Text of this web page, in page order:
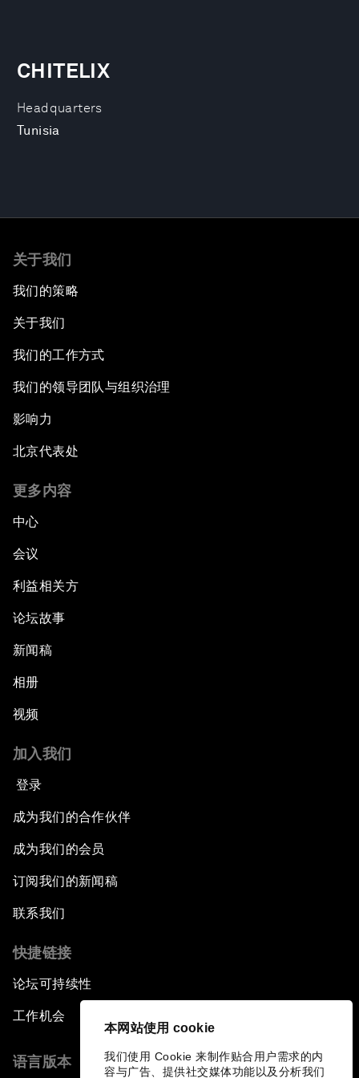
本网站使用 cookie
我们使用 Cookie 来制作贴合用户需求的内
容与广告、提供社交媒体功能以及分析我们
Headquarters
Tunisia
CHITELIX
关于我们
我们的策略
关于我们
我们的工作方式
我们的领导团队与组织治理
影响力
北京代表处
更多内容
中心
会议
利益相关方
论坛故事
新闻稿
相册
视频
加入我们
登录
成为我们的合作伙伴
成为我们的会员
订阅我们的新闻稿
联系我们
快捷链接
论坛可持续性
工作机会
语言版本